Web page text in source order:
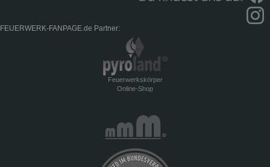
FEUERWERK-FANPAGE.de Partner:
Feuerwerkskörper
Online-Shop